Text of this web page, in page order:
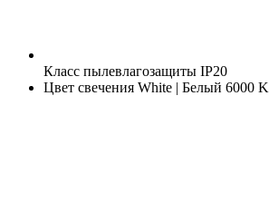
Класс пылевлагозащиты IP20
Цвет свечения White | Белый 6000 K